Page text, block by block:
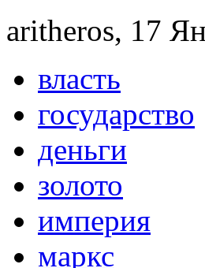
aritheros, 17
власть
государство
деньги
золото
империя
маркс